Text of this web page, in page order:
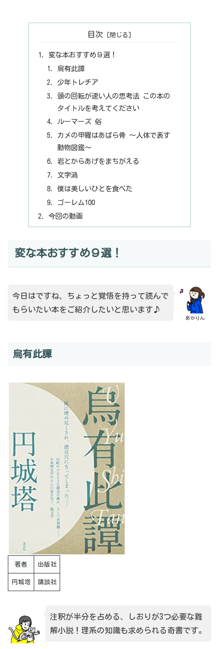
目次
変な本おすすめ９選！
烏有此譚
少年トレチア
頭の回転が速い人の思考法 この本の
タイトルを考えてください
ルーマーズ 俗
カメの甲羅はあばら骨 ～人体で表す
動物図鑑～
岩とからあげをまちがえる
文字渦
僕は美しいひとを食べた
ゴーレム100
今回の動画
変な本おすすめ９選！
あかりん
今日はですね、ちょっと覚悟を持って読んで
もらいたい本をご紹介したいと思います♪
烏有此譚
著者 出版社
円城塔 講談社
注釈が半分を占める、しおりが3つ必要な難
解小説！理系の知識も求められる奇書です。